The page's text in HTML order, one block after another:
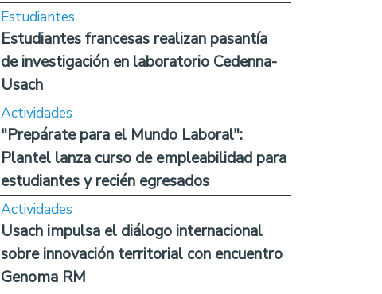
Estudiantes
Estudiantes francesas realizan pasantía
de investigación en laboratorio Cedenna-
Usach
Actividades
"Prepárate para el Mundo Laboral":
Plantel lanza curso de empleabilidad para
estudiantes y recién egresados
Actividades
Usach impulsa el diálogo internacional
sobre innovación territorial con encuentro
Genoma RM